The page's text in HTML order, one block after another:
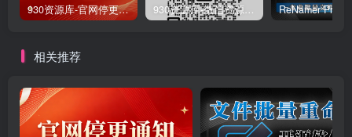
930资源库-官网停更通知-【换在线文档更新-每日更新】 930资源库-微信资源12群【限时免费】开放入群中！！！
相关推荐